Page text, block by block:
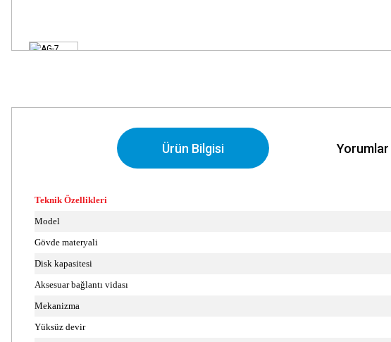
Ürün Bilgisi Yorumlar
Teknik Özellikleri
Model
Gövde materyali
Disk kapasitesi
Aksesuar bağlantı vidası
Mekanizma
Yüksüz devir